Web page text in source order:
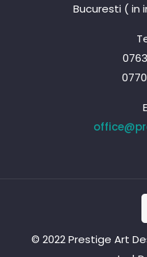
Bucuresti ( in
© 2022 Prestige Art